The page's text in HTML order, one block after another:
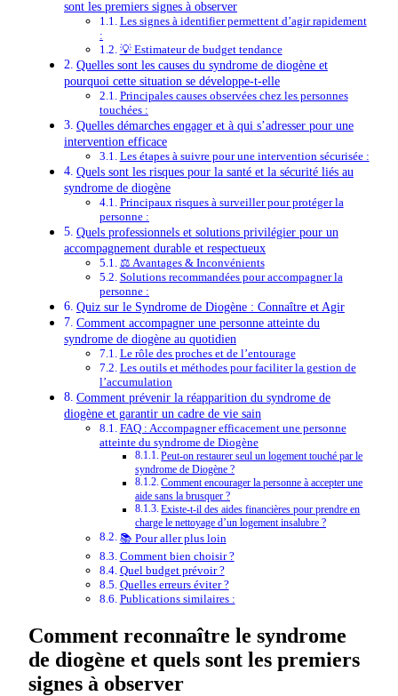
sont les premiers signes à observer
Les signes à identifier permettent d’agir rapidement
:
💡 Estimateur de budget tendance
Quelles sont les causes du syndrome de diogène et
pourquoi cette situation se développe-t-elle
Principales causes observées chez les personnes
touchées :
Quelles démarches engager et à qui s’adresser pour une
intervention efficace
Les étapes à suivre pour une intervention sécurisée :
Quels sont les risques pour la santé et la sécurité liés au
syndrome de diogène
Principaux risques à surveiller pour protéger la
personne :
Quels professionnels et solutions privilégier pour un
accompagnement durable et respectueux
⚖️ Avantages & Inconvénients
Solutions recommandées pour accompagner la
personne :
Quiz sur le Syndrome de Diogène : Connaître et Agir
Comment accompagner une personne atteinte du
syndrome de diogène au quotidien
Le rôle des proches et de l’entourage
Les outils et méthodes pour faciliter la gestion de
l’accumulation
Comment prévenir la réapparition du syndrome de
diogène et garantir un cadre de vie sain
FAQ : Accompagner efficacement une personne
atteinte du syndrome de Diogène
Peut-on restaurer seul un logement touché par le
syndrome de Diogène ?
Comment encourager la personne à accepter une
aide sans la brusquer ?
Existe-t-il des aides financières pour prendre en
charge le nettoyage d’un logement insalubre ?
📚 Pour aller plus loin
Comment bien choisir ?
Quel budget prévoir ?
Quelles erreurs éviter ?
Publications similaires :
Comment reconnaître le syndrome
de diogène et quels sont les premiers
signes à observer